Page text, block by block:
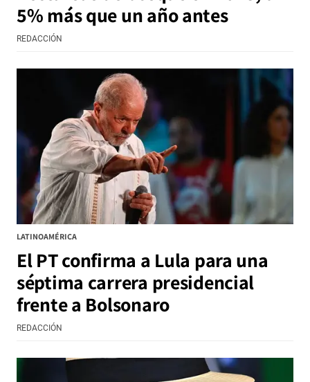
5% más que un año antes
REDACCIÓN
LATINOAMÉRICA
El PT confirma a Lula para una
séptima carrera presidencial
frente a Bolsonaro
REDACCIÓN